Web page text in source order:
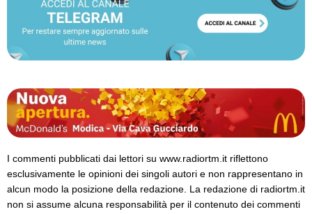
I commenti pubblicati dai lettori su www.radiortm.it riflettono
esclusivamente le opinioni dei singoli autori e non rappresentano in
alcun modo la posizione della redazione. La redazione di radiortm.it
non si assume alcuna responsabilità per il contenuto dei commenti